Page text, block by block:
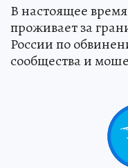
В настоящее
проживает за
России по
сообщества и